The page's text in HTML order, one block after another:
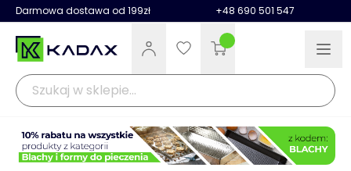
Darmowa dostawa od 199zł +48 690 501 547